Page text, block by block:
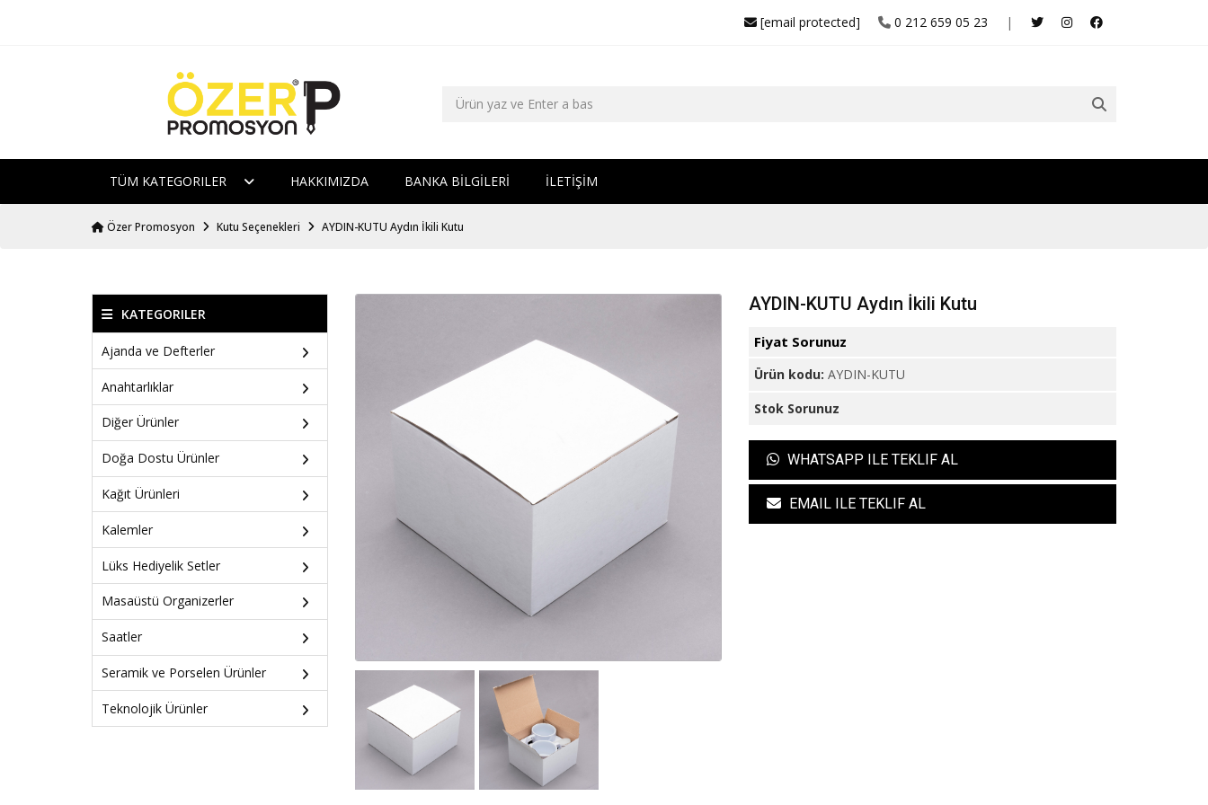
|
0 212 659 05 23
[email protected]
TÜM KATEGORILER HAKKIMIZDA BANKA BİLGİLERİ İLETİŞİM
Özer Promosyon Kutu Seçenekleri AYDIN-KUTU Aydın İkili Kutu
KATEGORILER
Ajanda ve Defterler
Anahtarlıklar
Diğer Ürünler
Doğa Dostu Ürünler
Kağıt Ürünleri
Kalemler
Lüks Hediyelik Setler
Masaüstü Organizerler
Saatler
Seramik ve Porselen Ürünler
Teknolojik Ürünler
AYDIN-KUTU Aydın İkili Kutu
Fiyat Sorunuz
Ürün kodu:AYDIN-KUTU
Stok Sorunuz
WHATSAPP ILE TEKLIF AL
EMAIL ILE TEKLIF AL